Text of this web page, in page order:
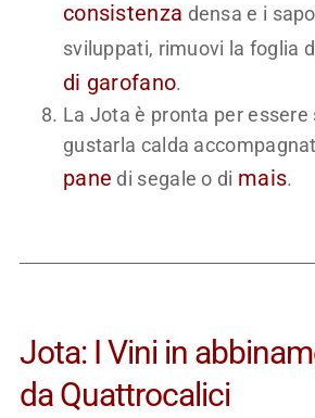
consistenza densa e i
sviluppati, rimuovi la foglia
di garofano.
La Jota è pronta per essere
gustarla calda
pane di segale o di mais.
Jota: I Vini in
da Quattrocalici